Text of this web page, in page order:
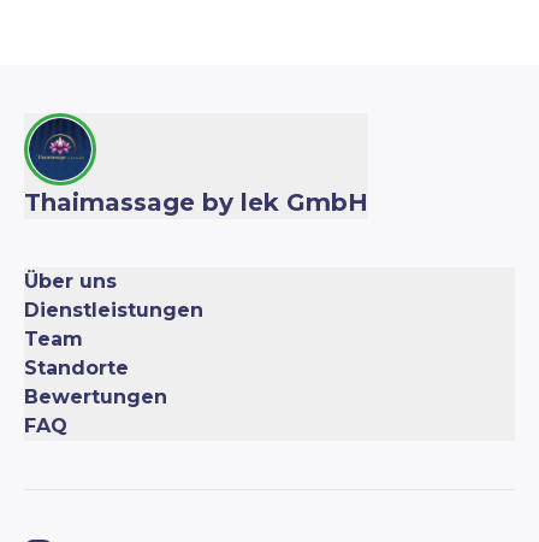
Thaimassage by lek GmbH
Über uns
Dienstleistungen
Team
Standorte
Bewertungen
FAQ